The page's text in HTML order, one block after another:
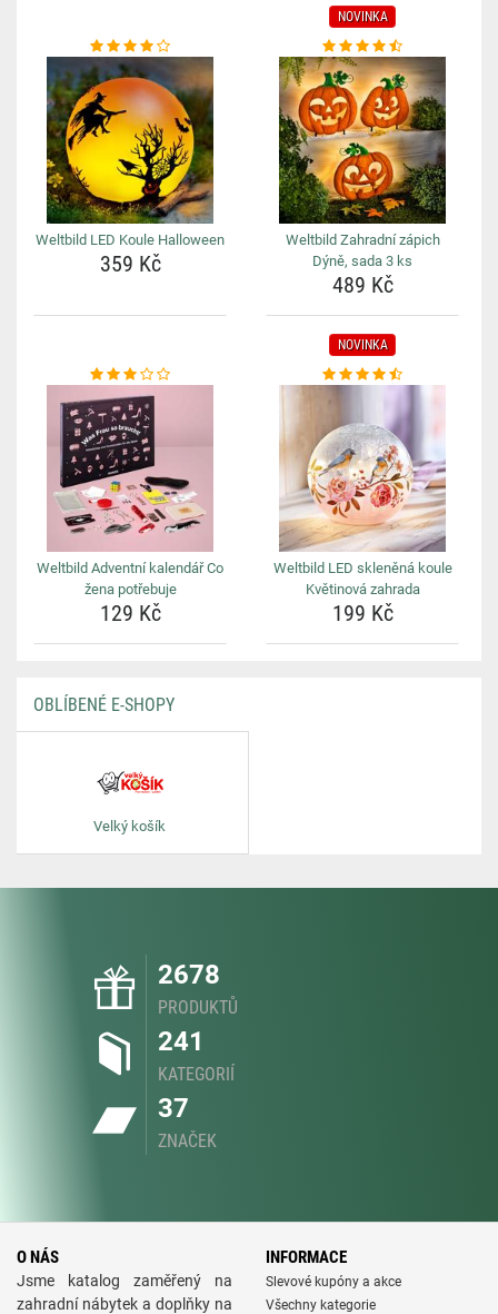
Weltbild LED Koule Halloween
359 Kč
NOVINKA
Weltbild Zahradní zápich
Dýně, sada 3 ks
489 Kč
Weltbild Adventní kalendář Co
žena potřebuje
129 Kč
NOVINKA
Weltbild LED skleněná koule
Květinová zahrada
199 Kč
OBLÍBENÉ E-SHOPY
Velký košík
2678
PRODUKTŮ
241
KATEGORIÍ
37
ZNAČEK
O NÁS
Jsme katalog zaměřený na
zahradní nábytek a doplňky na
INFORMACE
Slevové kupóny a akce
Všechny kategorie